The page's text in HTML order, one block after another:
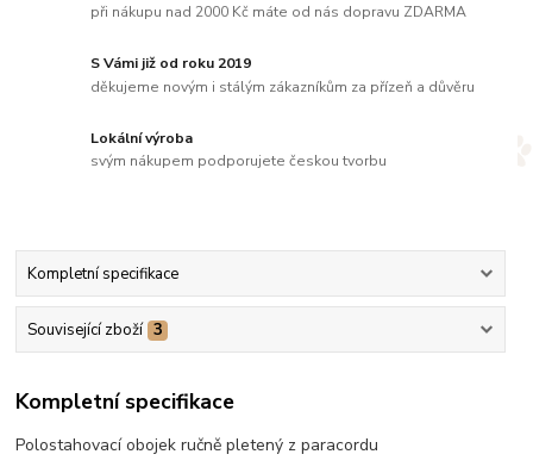
při nákupu nad 2000 Kč máte od nás dopravu ZDARMA
S Vámi již od roku 2019
děkujeme novým i stálým zákazníkům za přízeň a důvěru
Lokální výroba
svým nákupem podporujete českou tvorbu
Kompletní specifikace
Související zboží 3
Kompletní specifikace
Polostahovací obojek ručně pletený z paracordu